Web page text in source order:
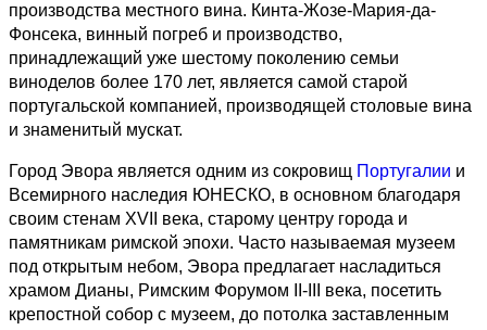
производства местного вина. Кинта-Жозе-Мария-да-
Фонсека, винный погреб и производство,
принадлежащий уже шестому поколению семьи
виноделов более 170 лет, является самой старой
португальской компанией, производящей столовые вина
и знаменитый мускат.
Город Эвора является одним из сокровищ Португалии и
Всемирного наследия ЮНЕСКО, в основном благодаря
своим стенам XVII века, старому центру города и
памятникам римской эпохи. Часто называемая музеем
под открытым небом, Эвора предлагает насладиться
храмом Дианы, Римским Форумом II-III века, посетить
крепостной собор с музеем, до потолка заставленным